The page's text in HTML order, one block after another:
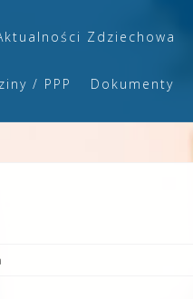
Zdziechowa
/ PPP Dokumenty